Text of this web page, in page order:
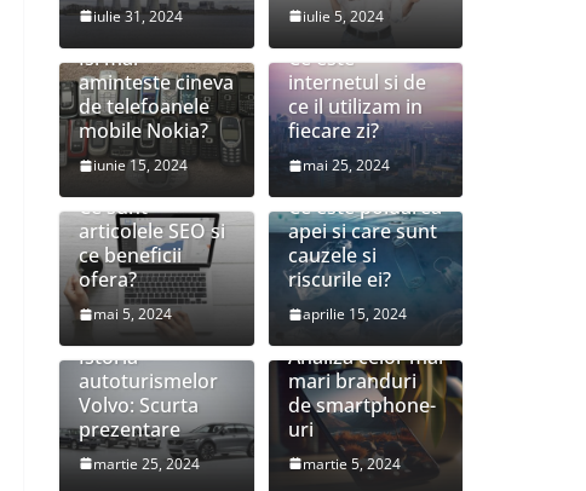
iulie 31, 2024 iulie 5, 2024
Isi mai
aminteste cineva
de telefoanele
mobile Nokia?
iunie 15, 2024
Ce este
internetul si de
ce il utilizam in
fiecare zi?
mai 25, 2024
Ce sunt
articolele SEO si
ce beneficii
ofera?
mai 5, 2024
Ce este poluarea
apei si care sunt
cauzele si
riscurile ei?
aprilie 15, 2024
Istoria
autoturismelor
Volvo: Scurta
prezentare
martie 25, 2024
Analiza celor mai
mari branduri
de smartphone-
uri
martie 5, 2024